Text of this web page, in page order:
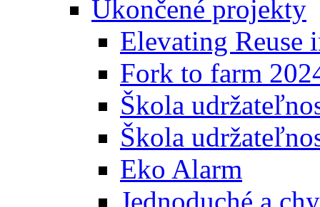
Ukončené projekty
Elevating Reuse
Fork to farm
Škola
Škola
Eko Alarm
Jednoduché a